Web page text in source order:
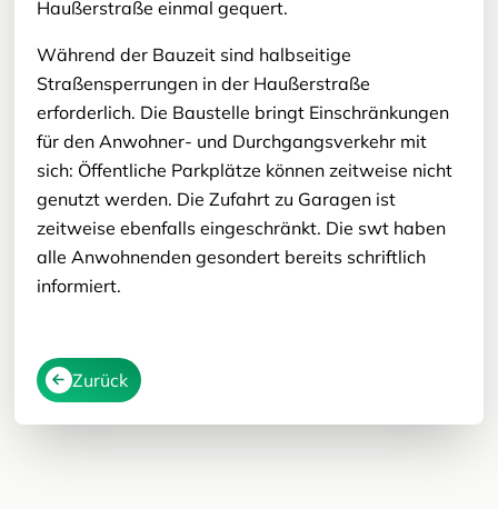
Haußerstraße einmal gequert.
Während der Bauzeit sind halbseitige
Straßensperrungen in der Haußerstraße
erforderlich. Die Baustelle bringt Einschränkungen
für den Anwohner- und Durchgangsverkehr mit
sich: Öffentliche Parkplätze können zeitweise nicht
genutzt werden. Die Zufahrt zu Garagen ist
zeitweise ebenfalls eingeschränkt. Die swt haben
alle Anwohnenden gesondert bereits schriftlich
informiert.
Zurück